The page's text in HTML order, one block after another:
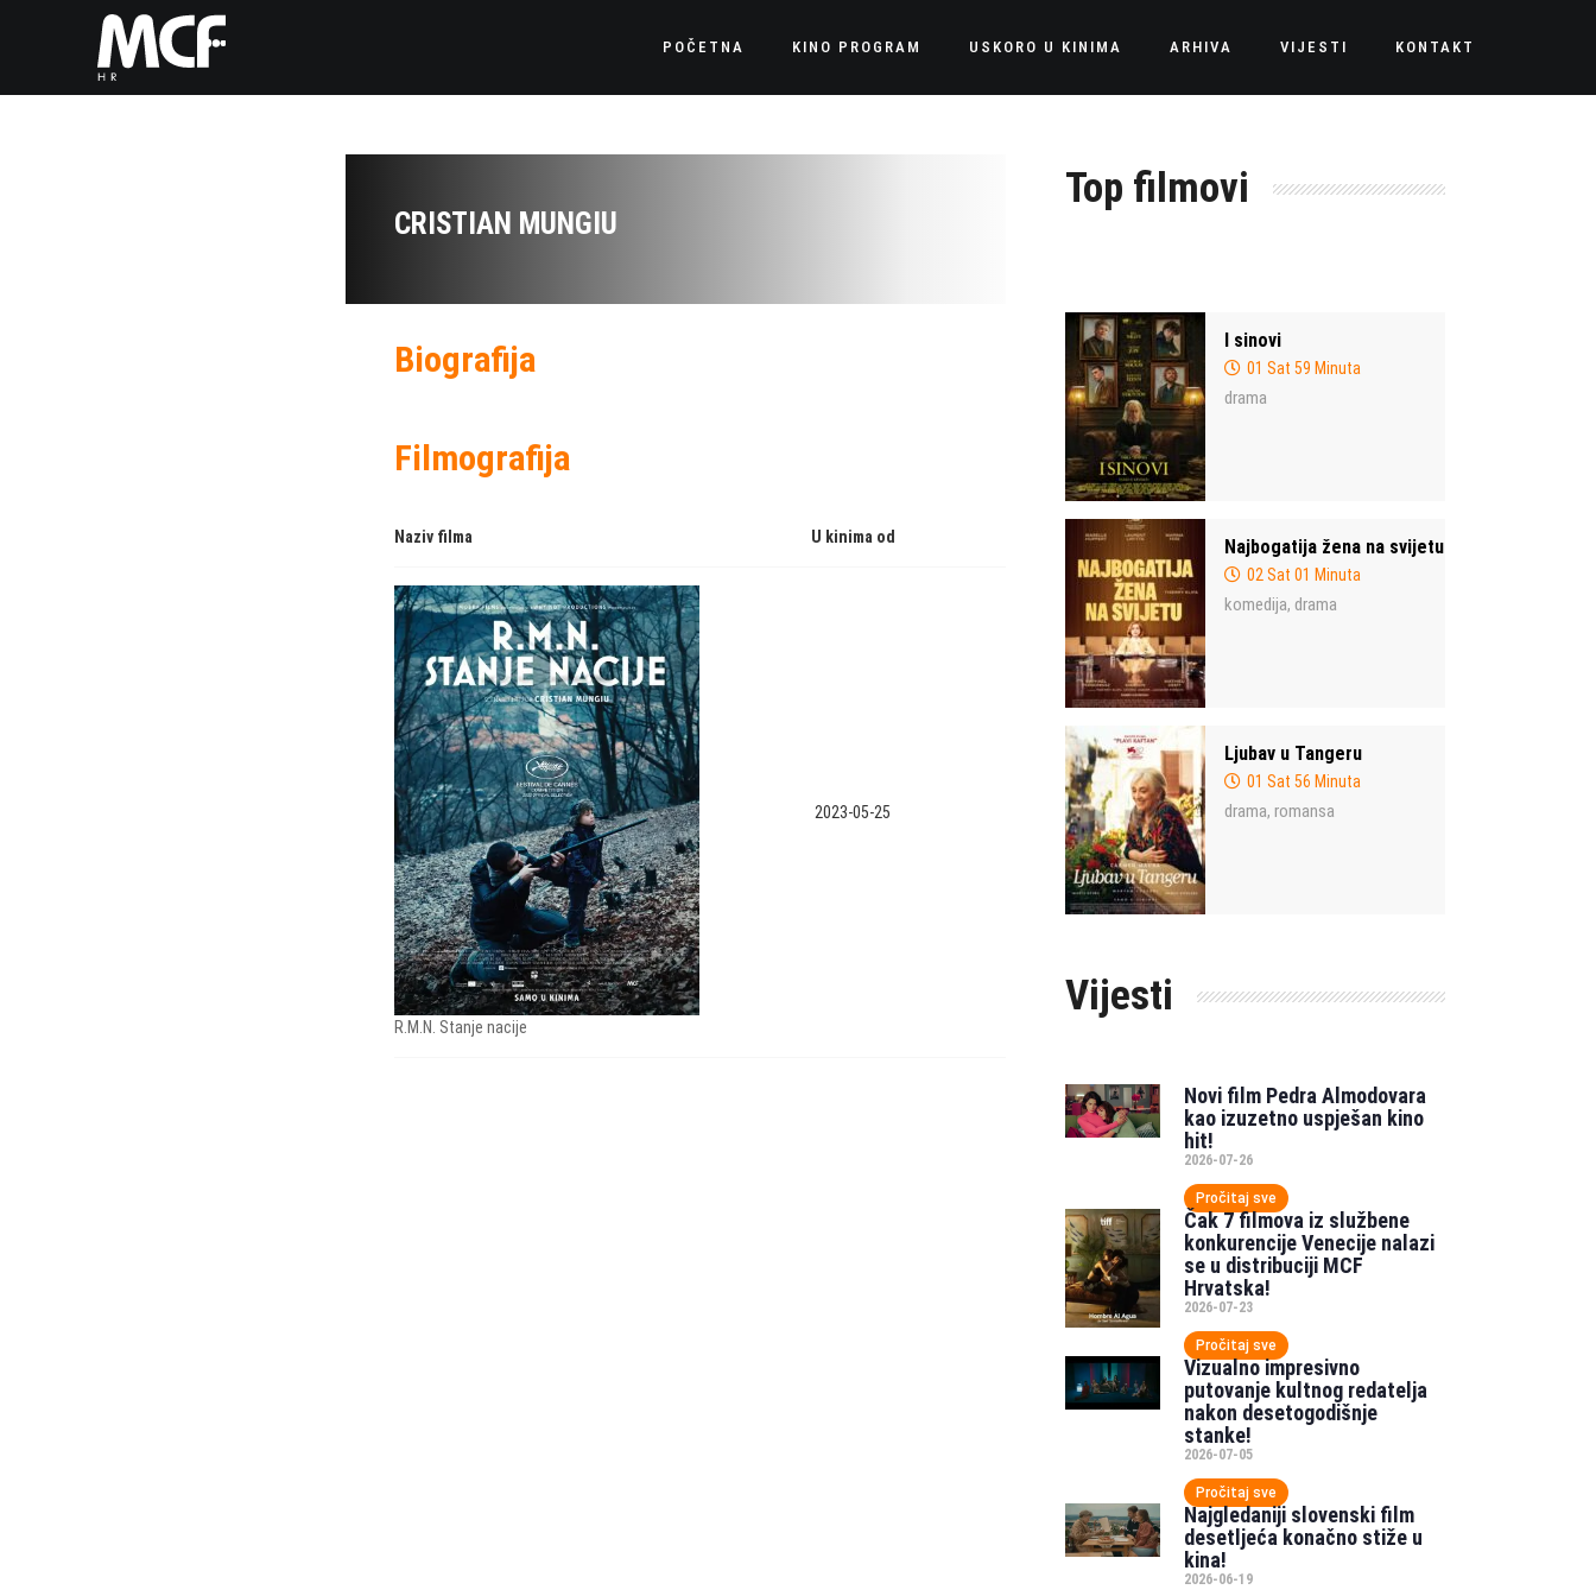
POČETNA KINO PROGRAM USKORO U KINIMA ARHIVA VIJESTI KONTAKT
CRISTIAN MUNGIU
Biografija
Filmografija
Naziv filma U kinima od
R.M.N. Stanje nacije
2023-05-25
Top filmovi
I sinovi
01 Sat 59 Minuta
drama
Najbogatija žena na svijetu
02 Sat 01 Minuta
komedija, drama
Ljubav u Tangeru
01 Sat 56 Minuta
drama, romansa
Vijesti
Novi film Pedra Almodovara
kao izuzetno uspješan kino
hit!
2026-07-26
Pročitaj sve
Čak 7 filmova iz službene
konkurencije Venecije nalazi
se u distribuciji MCF
Hrvatska!
2026-07-23
Pročitaj sve
Vizualno impresivno
putovanje kultnog redatelja
nakon desetogodišnje
stanke!
2026-07-05
Pročitaj sve
Najgledaniji slovenski film
desetljeća konačno stiže u
kina!
2026-06-19